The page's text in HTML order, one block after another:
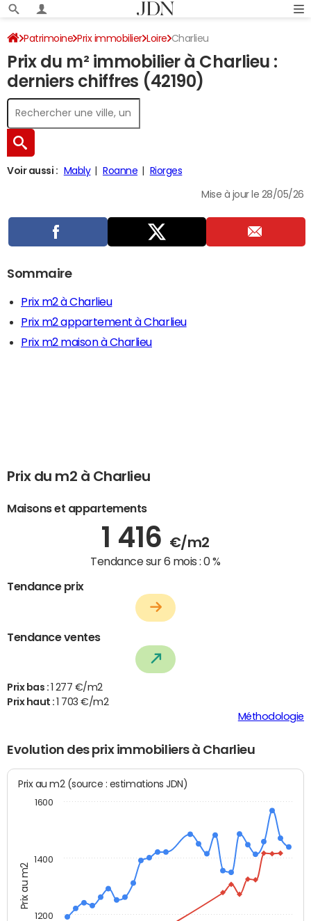
Patrimoine Prix immobilier Loire Charlieu
Prix du m² immobilier à Charlieu :
derniers chiffres (42190)
Voir aussi : Mably Roanne Riorges
Mise à jour le 28/05/26
Sommaire
Prix m2 à Charlieu
Prix m2 appartement à Charlieu
Prix m2 maison à Charlieu
Prix du m2 à Charlieu
Maisons et appartements
1 416 €/m2
Tendance sur 6 mois :0 %
Tendance prix
Tendance ventes
Prix bas :
1 277 €/m2
Prix haut :
1 703 €/m2
Méthodologie
Evolution des prix immobiliers à Charlieu
Prix au m2
Prix au m2 (source : estimations JDN)
1200
1400
1600